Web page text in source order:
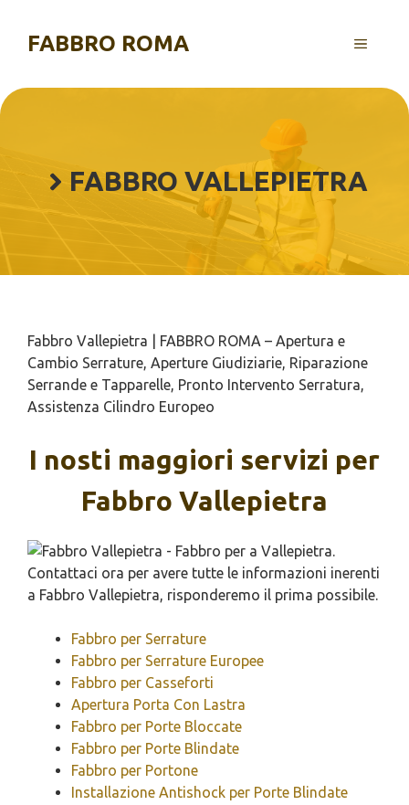
contenuto
FABBRO ROMA MENU
FABBRO VALLEPIETRA
Fabbro Vallepietra | FABBRO ROMA – Apertura e
Cambio Serrature, Aperture Giudiziarie, Riparazione
Serrande e Tapparelle, Pronto Intervento Serratura,
Assistenza Cilindro Europeo
I nosti maggiori servizi per
Fabbro Vallepietra
Fabbro per Serrature
Fabbro per Serrature Europee
Fabbro per Casseforti
Apertura Porta Con Lastra
Fabbro per Porte Bloccate
Fabbro per Porte Blindate
Fabbro per Portone
Installazione Antishock per Porte Blindate